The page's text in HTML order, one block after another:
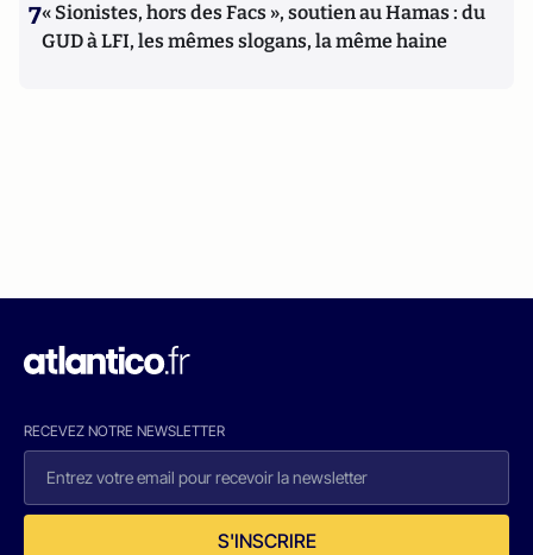
7« Sionistes, hors des Facs », soutien au Hamas : du
GUD à LFI, les mêmes slogans, la même haine
RECEVEZ NOTRE NEWSLETTER
S'INSCRIRE